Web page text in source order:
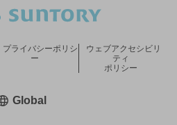
プライバシーポリシ
ー
ウェブアクセシビリ
ティ
ポリシー
Global新しいウィンドウで開く